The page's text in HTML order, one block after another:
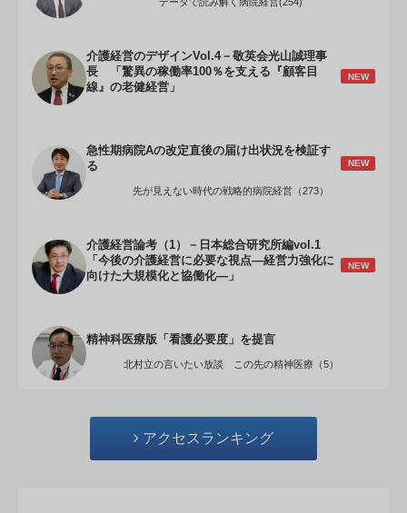
介護経営のデザインVol.4－敬英会光山誠理事
長 「驚異の稼働率100％を支える『顧客目
線』の老健経営」
NEW
急性期病院Aの改定直後の届け出状況を検証す
る
NEW
先が見えない時代の戦略的病院経営（273）
介護経営論考（1）－日本総合研究所編vol.1
「今後の介護経営に必要な視点―経営力強化に
向けた大規模化と協働化―」
NEW
精神科医療版「看護必要度」を提言
北村立の言いたい放談 この先の精神医療（5）
アクセスランキング